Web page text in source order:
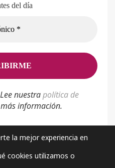
del día
nuestrapolítica de
información.
Legal Sobre nosotros
la mejor experiencia en
cookies utilizamos o